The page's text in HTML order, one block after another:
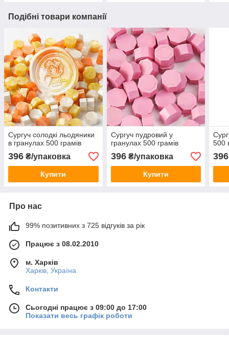
Подібні товари компанії
Сургуч солодкі льодяники
в гранулах 500 грамів
396 ₴/упаковка
Купити
Сургуч пудровий у
гранулах 500 грамів
396₴/упаковка
Купити
500
396
Про нас
99% позитивних з 725 відгуків за рік
Працює з 08.02.2010
м. Харків
Харків, Україна
Контакти
Сьогодні працює з 09:00 до 17:00
Показати весь графік роботи